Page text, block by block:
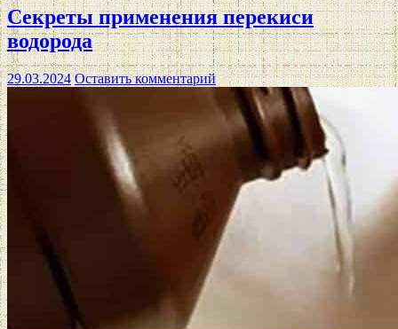
Секреты применения перекиси
водорода
29.03.2024 Оставить комментарий